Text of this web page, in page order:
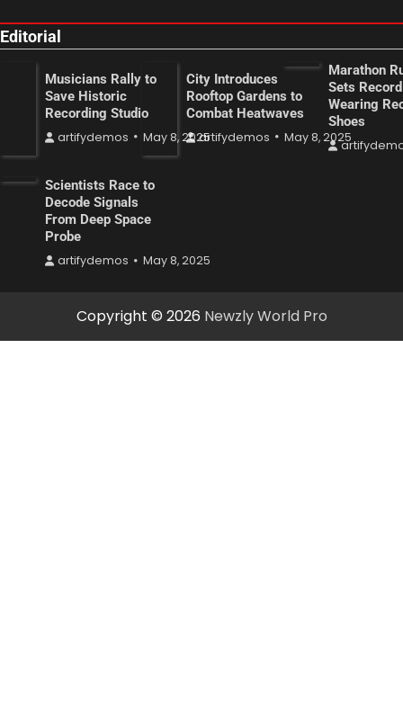
Editorial
Musicians Rally to
Save Historic
Recording Studio
artifydemos May 8, 2025
City Introduces
Rooftop Gardens to
Combat Heatwaves
artifydemos May 8, 2025
Marathon
Sets Record
Wearing
Shoes
Scientists Race to
Decode Signals
From Deep Space
Probe
artifydemos May 8, 2025
Copyright © 2026 Newzly World Pro